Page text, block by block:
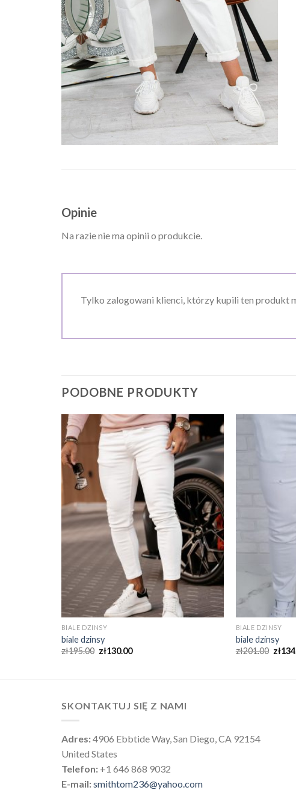
Opinie
Na razie nie ma opinii o produkcie.
Tylko zalogowani klienci, którzy kupili ten produkt
PODOBNE PRODUKTY
BIALE DZINSY
biale dzinsy
zł195.00 zł130.00
BIALE DZINSY
biale dzinsy
zł201.00 zł
SKONTAKTUJ SIĘ Z NAMI
Adres:4906 Ebbtide Way, San Diego, CA 92154
United States
Telefon: +1 646 868 9032
E-mail:smithtom236@yahoo.com